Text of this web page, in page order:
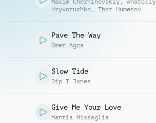
Maxim Chernihovskiy , Anatoliy
Kryvoruchko , Ihor Humerov
Pave The Way
Omer Agca
Slow Tide
Dip T Jones
Give Me Your Love
Mattia Missaglia